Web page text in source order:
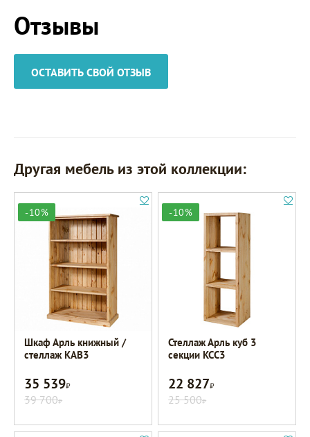
Отзывы
ОСТАВИТЬ СВОЙ ОТЗЫВ
Другая мебель из этой коллекции:
-10%
Шкаф Арль книжный /
стеллаж KAB3
35 539Р
39 700Р
-10%
Стеллаж Арль куб 3
секции KCC3
22 827Р
25 500Р